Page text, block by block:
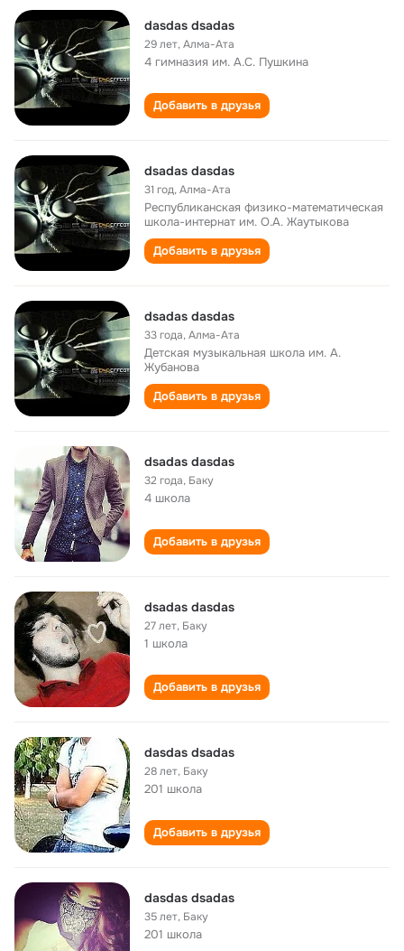
dasdas dsadas
29 лет,Алма-Ата
4 гимназия им. А.С. Пушкина
Добавить в друзья
dsadas dasdas
31 год,Алма-Ата
Республиканская физико-математическая
школа-интернат им. О.А. Жаутыкова
Добавить в друзья
dsadas dasdas
33 года,Алма-Ата
Детская музыкальная школа им. А.
Жубанова
Добавить в друзья
dsadas dasdas
32 года, Баку
4 школа
Добавить в друзья
dsadas dasdas
27 лет, Баку
1 школа
Добавить в друзья
dasdas dsadas
28 лет, Баку
201 школа
Добавить в друзья
dasdas dsadas
35 лет, Баку
201 школа